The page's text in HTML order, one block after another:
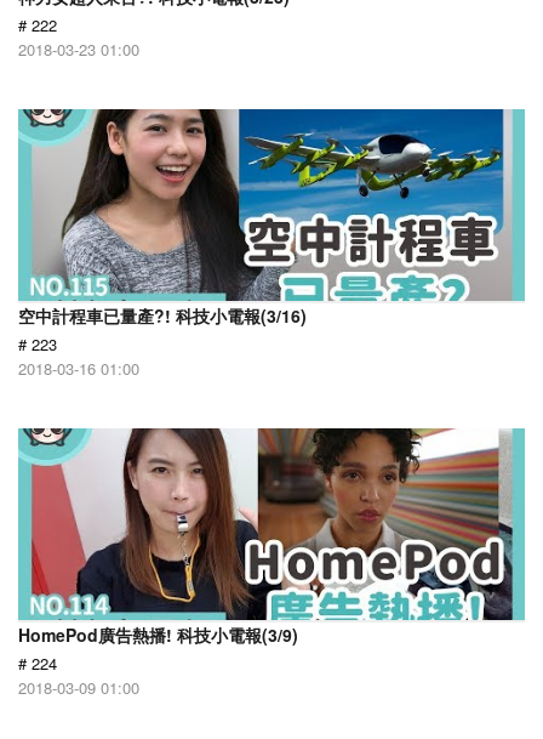
# 222
2018-03-23 01:00
空中計程車已量產?! 科技小電報(3/16)
# 223
2018-03-16 01:00
HomePod廣告熱播! 科技小電報(3/9)
# 224
2018-03-09 01:00